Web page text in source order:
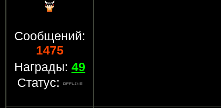
Сообщений:
1475
Награды: 49
Статус: